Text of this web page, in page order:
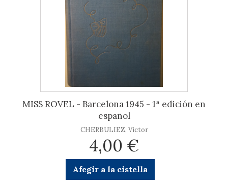
MISS ROVEL - Barcelona 1945 - 1ª edición en
español
CHERBULIEZ, Victor
4,00 €
Afegir a la cistella